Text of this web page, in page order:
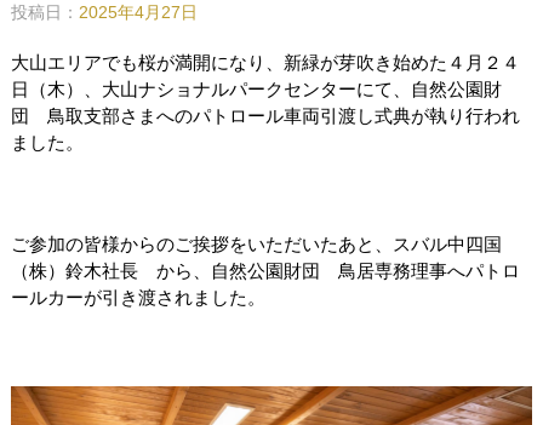
投稿日： 2025年4月27日
大山エリアでも桜が満開になり、新緑が芽吹き始めた４月２４
日（木）、大山ナショナルパークセンターにて、自然公園財
団 鳥取支部さまへのパトロール車両引渡し式典が執り行われ
ました。
ご参加の皆様からのご挨拶をいただいたあと、スバル中四国
（株）鈴木社長 から、自然公園財団 鳥居専務理事へパトロ
ールカーが引き渡されました。